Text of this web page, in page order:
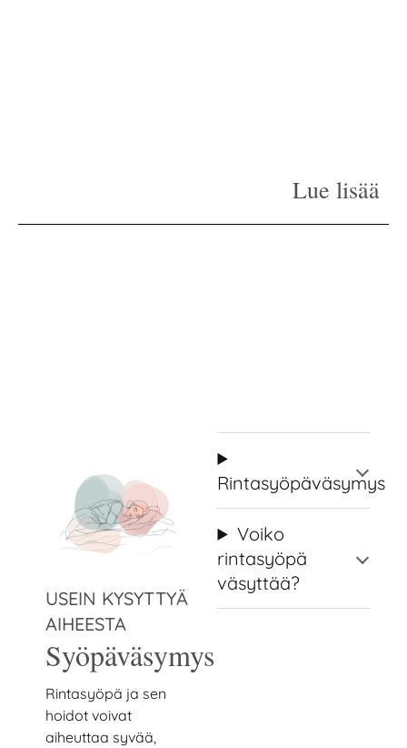
Lue lisää
Rintasyöpäväsymys
Voiko
rintasyöpä
väsyttää?
USEIN KYSYTTYÄ
AIHEESTA
Syöpäväsymys
Rintasyöpä ja sen
hoidot voivat
aiheuttaa syvää,